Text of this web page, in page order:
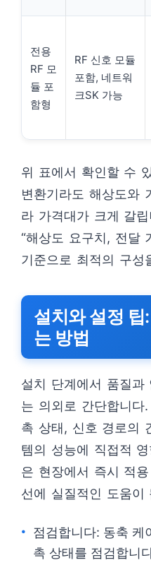
전용
RF 모
듈 포
함형
RF 신호 모듈
포함, 네트워
크SK 가능
위 표에서 확인할 수
변환기라도 해상도와
라 가격대가 크게 갈
“해상도 요구치, 전달
기준으로 최적의 구성
설치와 설정
는 방법
설치 단계에서 품질과
는 의외로 간단합니다
촉 상태, 신호 경로의
템의 성능에 직접적
은 현장에서 즉시 적
선에 실질적인 도움이
점검합니다: 동축 케
촉 상태를 점검합니